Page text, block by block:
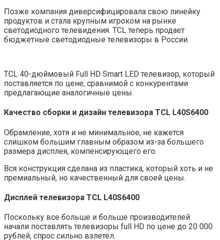
Позже компания диверсифицировала свою линейку
продуктов и стала крупным игроком на рынке
светодиодного телевидения. TCL теперь продает
бюджетные светодиодные телевизоры в России.
TCL 40-дюймовый Full HD Smart LED телевизор, который
поставляется по цене, сравнимой с конкурентами
предлагающие аналогичные цены.
Качество сборки и дизайн телевизора TCL L40S6400
Обрамление, хотя и не минимальное, не кажется
слишком большим главным образом из-за большего
размера дисплея, компенсирующего его.
Вся конструкция сделана из пластика, который хоть и не
премиальный, но качественный для своей цены.
Дисплей телевизора TCL L40S6400
Поскольку все больше и больше производителей
начали поставлять телевизоры full HD по цене до 20 000
рублей, спрос сильно взлетел.